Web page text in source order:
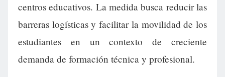
centros educativos. La medida busca reducir las
barreras logísticas y facilitar la movilidad de los
estudiantes en un contexto de creciente
demanda de formación técnica y profesional.